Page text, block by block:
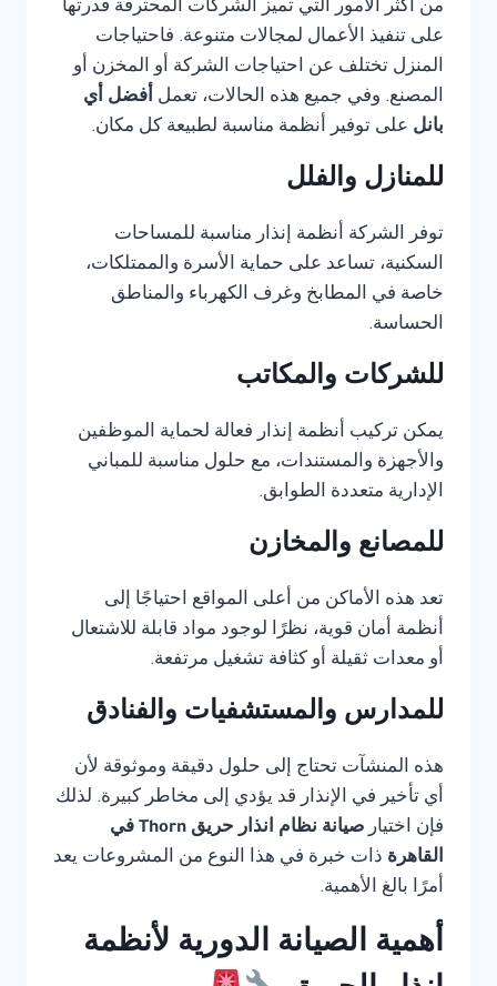
من أكثر الأمور التي تميز الشركات المحترفة قدرتها
على تنفيذ الأعمال لمجالات متنوعة. فاحتياجات
المنزل تختلف عن احتياجات الشركة أو المخزن أو
المصنع. وفي جميع هذه الحالات، تعمل أفضل أي
بانل على توفير أنظمة مناسبة لطبيعة كل مكان.
للمنازل والفلل
توفر الشركة أنظمة إنذار مناسبة للمساحات
السكنية، تساعد على حماية الأسرة والممتلكات،
خاصة في المطابخ وغرف الكهرباء والمناطق
الحساسة.
للشركات والمكاتب
يمكن تركيب أنظمة إنذار فعالة لحماية الموظفين
والأجهزة والمستندات، مع حلول مناسبة للمباني
الإدارية متعددة الطوابق.
للمصانع والمخازن
تعد هذه الأماكن من أعلى المواقع احتياجًا إلى
أنظمة أمان قوية، نظرًا لوجود مواد قابلة للاشتعال
أو معدات ثقيلة أو كثافة تشغيل مرتفعة.
للمدارس والمستشفيات والفنادق
هذه المنشآت تحتاج إلى حلول دقيقة وموثوقة لأن
أي تأخير في الإنذار قد يؤدي إلى مخاطر كبيرة. لذلك
فإن اختيار
صيانة نظام انذار حريق Thorn في
القاهرة ذات خبرة في هذا النوع من المشروعات يعد
أمرًا بالغ الأهمية.
أهمية الصيانة الدورية لأنظمة